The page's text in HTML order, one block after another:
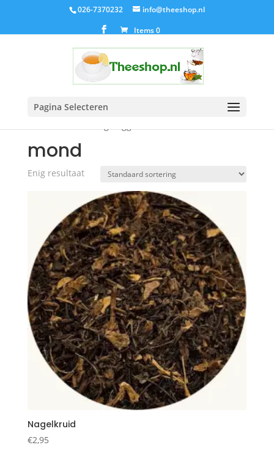
026-7370232
info@theeshop.nl
Items 0
Pagina Selecteren
mond
Enig resultaat
Nagelkruid
€2,95